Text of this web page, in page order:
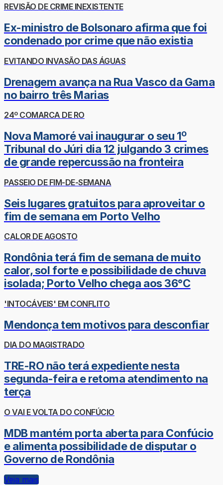
REVISÃO DE CRIME INEXISTENTE
Ex-ministro de Bolsonaro afirma que foi
condenado por crime que não existia
EVITANDO INVASÃO DAS ÁGUAS
Drenagem avança na Rua Vasco da Gama
no bairro três Marias
24º COMARCA DE RO
Nova Mamoré vai inaugurar o seu 1º
Tribunal do Júri dia 12 julgando 3 crimes
de grande repercussão na fronteira
PASSEIO DE FIM-DE-SEMANA
Seis lugares gratuitos para aproveitar o
fim de semana em Porto Velho
CALOR DE AGOSTO
Rondônia terá fim de semana de muito
calor, sol forte e possibilidade de chuva
isolada; Porto Velho chega aos 36°C
'INTOCÁVEIS' EM CONFLITO
Mendonça tem motivos para desconfiar
DIA DO MAGISTRADO
TRE-RO não terá expediente nesta
segunda-feira e retoma atendimento na
terça
O VAI E VOLTA DO CONFÚCIO
MDB mantém porta aberta para Confúcio
e alimenta possibilidade de disputar o
Governo de Rondônia
Veja mais